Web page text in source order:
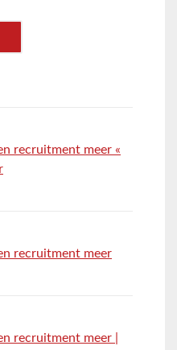
recruitment meer «
recruitment meer
recruitment meer |